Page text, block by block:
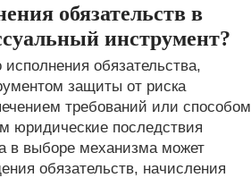
обязательств в
инструмент?
обязательства,
защиты от риска
требований или способом
юридические последствия
в выборе механизма может
обязательств, начисления